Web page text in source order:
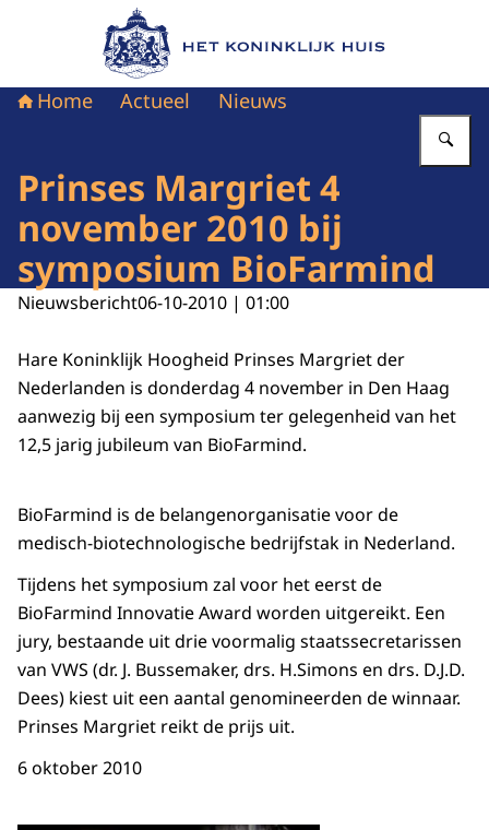
Naar de homepage van Het Koninklijk Huis
Home Actueel Nieuws
Prinses Margriet 4
november 2010 bij
symposium BioFarmind
Nieuwsbericht06-10-2010 | 01:00
Hare Koninklijk Hoogheid Prinses Margriet der
Nederlanden is donderdag 4 november in Den Haag
aanwezig bij een symposium ter gelegenheid van het
12,5 jarig jubileum van BioFarmind.
BioFarmind is de belangenorganisatie voor de
medisch-biotechnologische bedrijfstak in Nederland.
Tijdens het symposium zal voor het eerst de
BioFarmind Innovatie Award worden uitgereikt. Een
jury, bestaande uit drie voormalig staatssecretarissen
van VWS (dr. J. Bussemaker, drs. H.Simons en drs. D.J.D.
Dees) kiest uit een aantal genomineerden de winnaar.
Prinses Margriet reikt de prijs uit.
6 oktober 2010
Open de galerij in vergrote